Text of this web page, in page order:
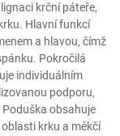
krční páteře,
Hlavní funkcí
a hlavou, čímž
Pokročilá
individuálním
podporu,
obsahuje
krku a měkčí